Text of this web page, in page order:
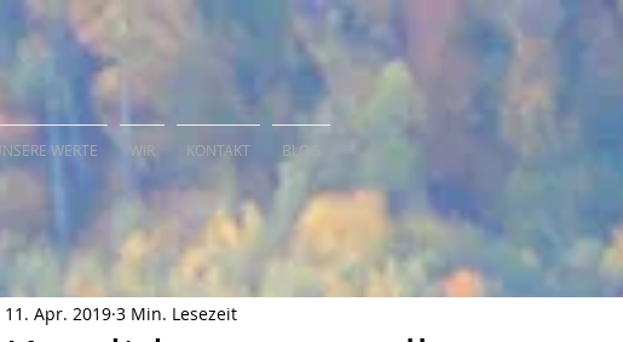
UNSERE WERTE WIR KONTAKT BLOG
11. Apr. 2019 3 Min. Lesezeit